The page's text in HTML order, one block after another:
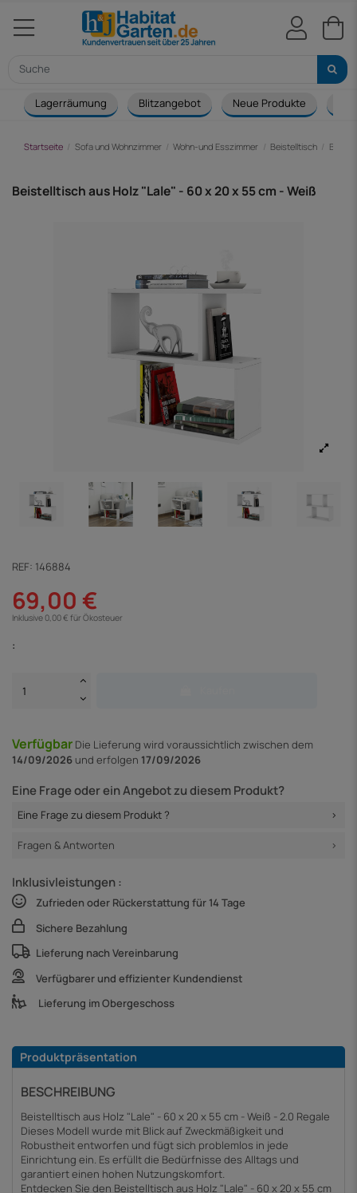
Lagerräumung Blitzangebot Neue Produkte
Startseite Sofa und Wohnzimmer Wohn-und Esszimmer Beistelltisch
Beistelltisch aus Holz "Lale" - 60 x 20 x 55 cm - Weiß
REF: 146884
69,00 €
Inklusive 0,00 € für Ökosteuer
:
Verfügbar Die Lieferung wird voraussichtlich zwischen dem
14/09/2026 und erfolgen 17/09/2026
Eine Frage oder ein Angebot zu diesem Produkt?
Eine Frage zu diesem Produkt ?
Fragen & Antworten
Inklusivleistungen :
Zufrieden oder Rückerstattung für 14 Tage
Sichere Bezahlung
Lieferung nach Vereinbarung
Verfügbarer und effizienter Kundendienst
Lieferung im Obergeschoss
Produktpräsentation
BESCHREIBUNG
Beistelltisch aus Holz "Lale" - 60 x 20 x 55 cm - Weiß - 2.0 Regale
Dieses Modell wurde mit Blick auf Zweckmäßigkeit und
Robustheit entworfen und fügt sich problemlos in jede
Einrichtung ein. Es erfüllt die Bedürfnisse des Alltags und
garantiert einen hohen Nutzungskomfort.
Entdecken Sie den Beistelltisch aus Holz "Lale" - 60 x 20 x 55 cm